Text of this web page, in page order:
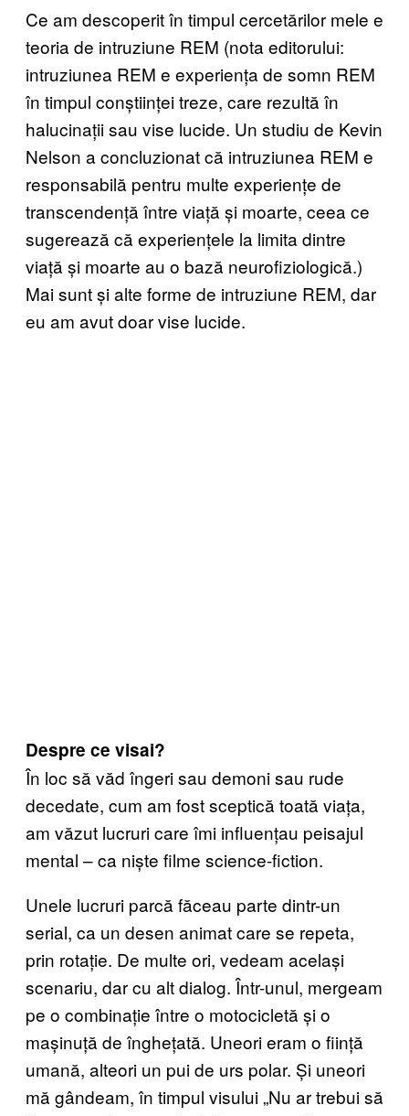
Ce am descoperit în timpul cercetărilor mele e
teoria de intruziune REM (nota editorului:
intruziunea REM e experiența de somn REM
în timpul conștiinței treze, care rezultă în
halucinații sau vise lucide. Un studiu de Kevin
Nelson a concluzionat că intruziunea REM e
responsabilă pentru multe experiențe de
transcendență între viață și moarte, ceea ce
sugerează că experiențele la limita dintre
viață și moarte au o bază neurofiziologică.)
Mai sunt și alte forme de intruziune REM, dar
eu am avut doar vise lucide.
Despre ce visai?
În loc să văd îngeri sau demoni sau rude
decedate, cum am fost sceptică toată viața,
am văzut lucruri care îmi influențau peisajul
mental – ca niște filme science-fiction.
Unele lucruri parcă făceau parte dintr-un
serial, ca un desen animat care se repeta,
prin rotație. De multe ori, vedeam același
scenariu, dar cu alt dialog. Într-unul, mergeam
pe o combinație între o motocicletă și o
mașinuță de înghețată. Uneori eram o ființă
umană, alteori un pui de urs polar. Și uneori
mă gândeam, în timpul visului „Nu ar trebui să